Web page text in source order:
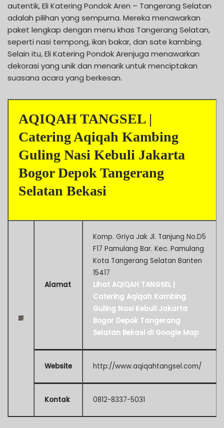
autentik, Eli Katering Pondok Aren – Tangerang Selatan
adalah pilihan yang sempurna. Mereka menawarkan
paket lengkap dengan menu khas Tangerang Selatan,
seperti nasi tempong, ikan bakar, dan sate kambing.
Selain itu, Eli Katering Pondok Arenjuga menawarkan
dekorasi yang unik dan menarik untuk menciptakan
suasana acara yang berkesan.
AQIQAH TANGSEL |
Catering Aqiqah Kambing
Guling Nasi Kebuli Jakarta
Bogor Depok Tangerang
Selatan Bekasi
Alamat
Komp. Griya Jak Jl. Tanjung No.D5
F17 Pamulang Bar. Kec. Pamulang
Kota Tangerang Selatan Banten
15417
Lihat AQIQAH TANGSEL |
Catering Aqiqah Kambing
Guling Nasi Kebuli Jakarta
Bogor Depok Tangerang
Selatan Bekasi di Google Map
Website http://www.aqiqahtangsel.com/
Kontak 0812-8337-5031